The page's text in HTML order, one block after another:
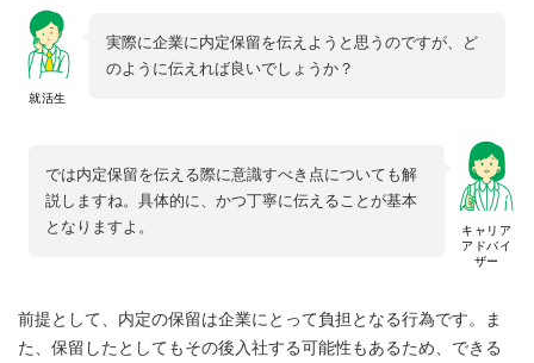
就活生
実際に企業に内定保留を伝えようと思うのですが、ど
のように伝えれば良いでしょうか？
キャリア
アドバイ
ザー
では内定保留を伝える際に意識すべき点についても解
説しますね。具体的に、かつ丁寧に伝えることが基本
となりますよ。
前提として、内定の保留は企業にとって負担となる行為です。ま
た、保留したとしてもその後入社する可能性もあるため、できる